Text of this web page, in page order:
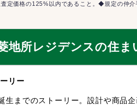
定価格の125%以内であること。◆規定の仲介
地所レジデンスの住ま
リー
生までのストーリー。設計や商品企